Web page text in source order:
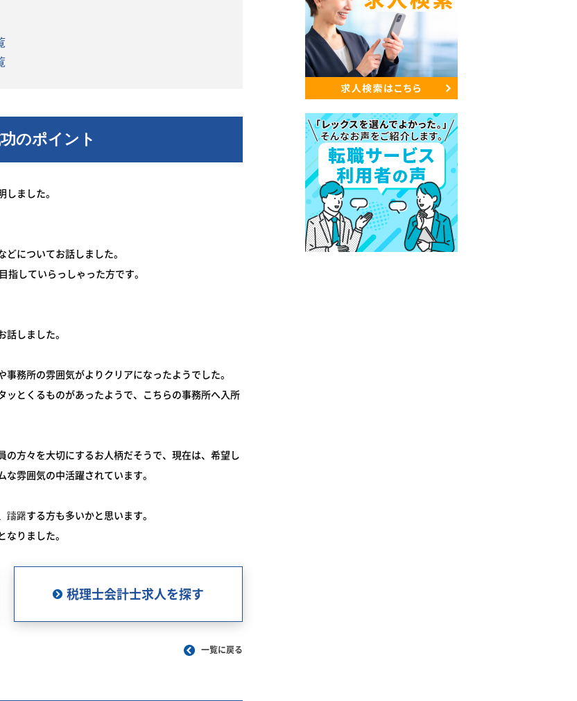
のポイント
ました。
についてお話しました。
していらっしゃった方です。
しました。
務所の雰囲気がよりクリアになったようでした。
とくるものがあったようで、こちらの事務所へ入所
方々を大切にするお人柄だそうで、現在は、希望し
雰囲気の中活躍されています。
躇する方も多いかと思います。
りました。
税理士会計士求人を探す
一覧に戻る